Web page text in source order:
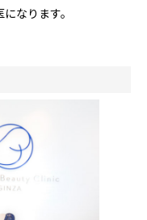
なります。